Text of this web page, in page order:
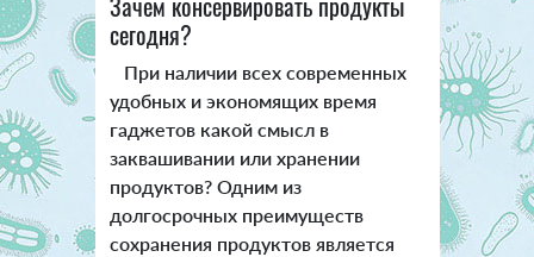
сегодня?
При наличии всех современных
удобных и экономящих время
гаджетов какой смысл в
заквашивании или хранении
продуктов? Одним из
долгосрочных преимуществ
сохранения продуктов является